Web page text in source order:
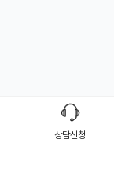
로도 BMW를 선택하
다시 찾고 회사 직원을
에게 적극 추천하겠습
상담신청